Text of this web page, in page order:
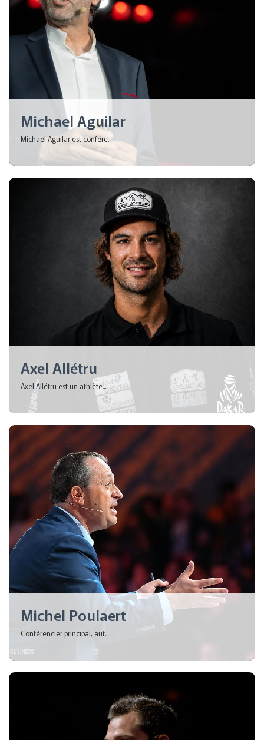
Michael Aguilar
Michaël Aguilar est confére...
Axel Allétru
Axel Allétru est un athlète...
Michel Poulaert
Conférencier principal, aut...